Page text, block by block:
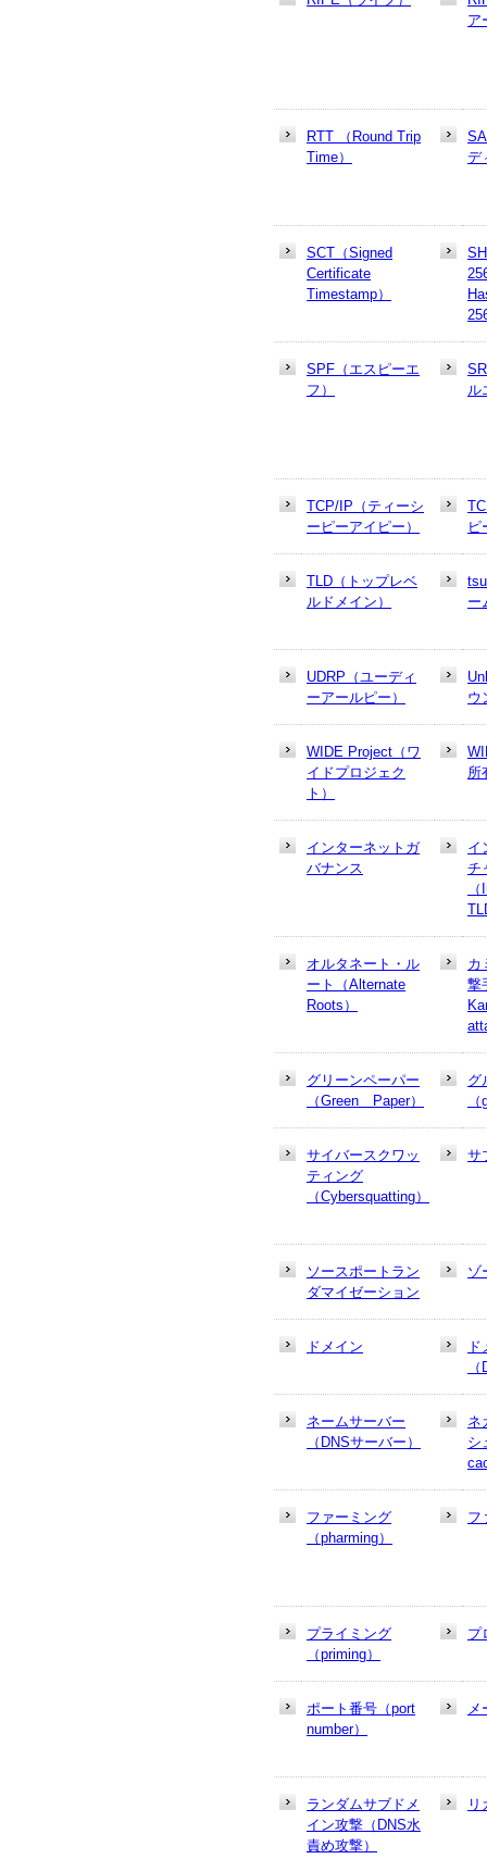
ア
RTT （Round Trip
Time）
デ
SCT（Signed
Certificate
Timestamp）
SPF（エスピーエ
フ）
ル
TCP/IP（ティーシ
ーピーアイピー）
ピ
TLD（トップレベ
ルドメイン）
ー
UDRP（ユーディ
ーアールピー）
ウ
WIDE Project（ワ
イドプロジェク
ト）
所
インターネットガ
バナンス
イ
チ
オルタネート・ル
ート（Alternate
Roots）
カ
撃
グリーンペーパー
（Green Paper）
グ
サイバースクワッ
ティング
（Cybersquatting）
サ
ソースポートラン
ダマイゼーション
ゾ
ドメイン
ネームサーバー
（DNSサーバー）
ネ
シ
ファーミング
（pharming）
フ
プライミング
（priming）
プ
ポート番号（port
number）
メ
ランダムサブドメ
イン攻撃（DNS水
責め攻撃）
リ